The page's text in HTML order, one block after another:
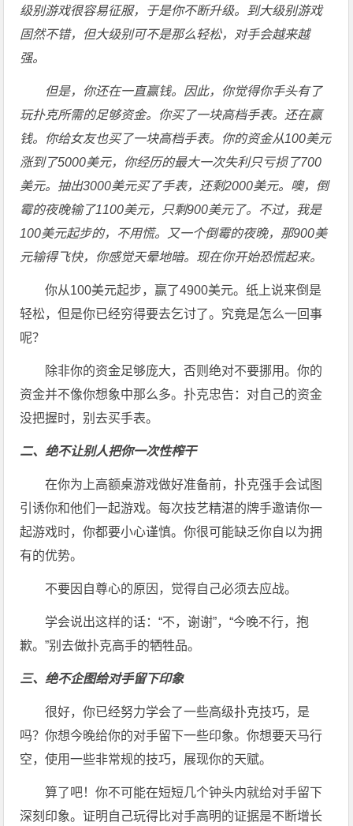
级别游戏很容易征服，于是你不断升级。到大级别游戏
固然不错，但大级别可不是那么轻松，对手会越来越
强。
但是，你还在一直赢钱。因此，你觉得你手头有了
玩扑克所需的足够资金。你买了一块高档手表。还在赢
钱。你给女友也买了一块高档手表。你的资金从100美元
涨到了5000美元，你经历的最大一次失利只亏损了700
美元。抽出3000美元买了手表，还剩2000美元。噢，倒
霉的夜晚输了1100美元，只剩900美元了。不过，我是
100美元起步的，不用慌。又一个倒霉的夜晚，那900美
元输得飞快，你感觉天晕地暗。现在你开始恐慌起来。
你从100美元起步，赢了4900美元。纸上说来倒是
轻松，但是你已经穷得要去乞讨了。究竟是怎么一回事
呢？
除非你的资金足够庞大，否则绝对不要挪用。你的
资金并不像你想象中那么多。扑克忠告：对自己的资金
没把握时，别去买手表。
二、绝不让别人把你一次性榨干
在你为上高额桌游戏做好准备前，扑克强手会试图
引诱你和他们一起游戏。每次技艺精湛的牌手邀请你一
起游戏时，你都要小心谨慎。你很可能缺乏你自以为拥
有的优势。
不要因自尊心的原因，觉得自己必须去应战。
学会说出这样的话：“不，谢谢”，“今晚不行，抱
歉。”别去做扑克高手的牺牲品。
三、绝不企图给对手留下印象
很好，你已经努力学会了一些高级扑克技巧，是
吗？你想今晚给你的对手留下一些印象。你想要天马行
空，使用一些非常规的技巧，展现你的天赋。
算了吧！你不可能在短短几个钟头内就给对手留下
深刻印象。证明自己玩得比对手高明的证据是不断增长